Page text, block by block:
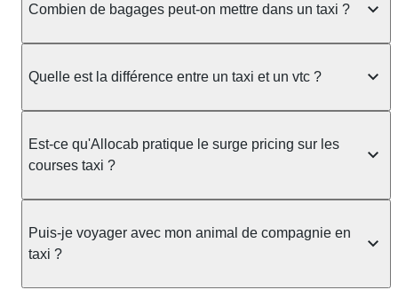
Combien de bagages peut-on mettre dans un taxi ?
taxi berline accueille en général jusqu'à 3 bagages
ou nombreux, précisez-le dans le champ "Message
au chauffeur" lors de la réservation. Le prix n'est
pas impacté par le nombre de bagages.
Quelle est la différence entre un taxi et un vtc ?
prendre en charge directement dans la rue, à une
station ou sur réservation, avec un tarif au
réservation et propose un prix fixe annoncé à
l'avance. Chez Allocab, réservez facilement votre
taxi.
Est-ce qu'Allocab pratique le surge pricing sur les
courses taxi ?
réglementation préfectorale et suit un barème
officiel : il protège des hausses liées à la demande.
Puis-je voyager avec mon animal de compagnie en
taxi ?